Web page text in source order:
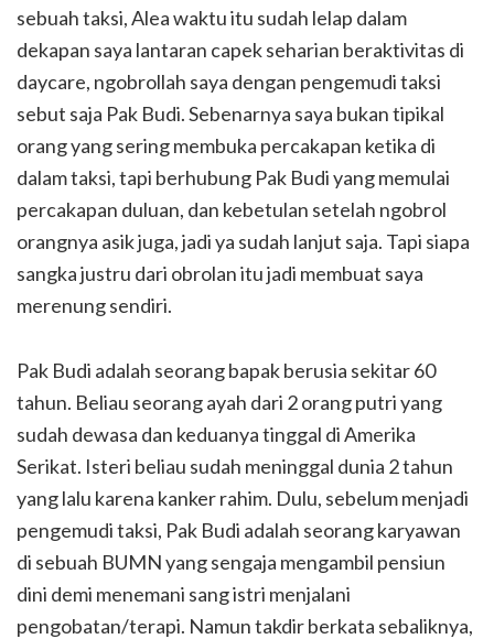
sebuah taksi, Alea waktu itu sudah lelap dalam
dekapan saya lantaran capek seharian beraktivitas di
daycare, ngobrollah saya dengan pengemudi taksi
sebut saja Pak Budi. Sebenarnya saya bukan tipikal
orang yang sering membuka percakapan ketika di
dalam taksi, tapi berhubung Pak Budi yang memulai
percakapan duluan, dan kebetulan setelah ngobrol
orangnya asik juga, jadi ya sudah lanjut saja. Tapi siapa
sangka justru dari obrolan itu jadi membuat saya
merenung sendiri.
Pak Budi adalah seorang bapak berusia sekitar 60
tahun. Beliau seorang ayah dari 2 orang putri yang
sudah dewasa dan keduanya tinggal di Amerika
Serikat. Isteri beliau sudah meninggal dunia 2 tahun
yang lalu karena kanker rahim. Dulu, sebelum menjadi
pengemudi taksi, Pak Budi adalah seorang karyawan
di sebuah BUMN yang sengaja mengambil pensiun
dini demi menemani sang istri menjalani
pengobatan/terapi. Namun takdir berkata sebaliknya,